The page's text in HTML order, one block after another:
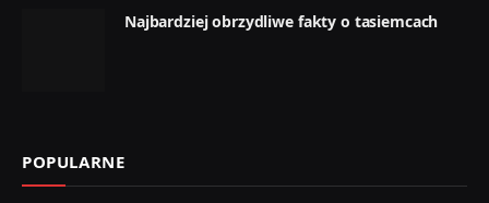
Najbardziej obrzydliwe fakty o tasiemcach
POPULARNE